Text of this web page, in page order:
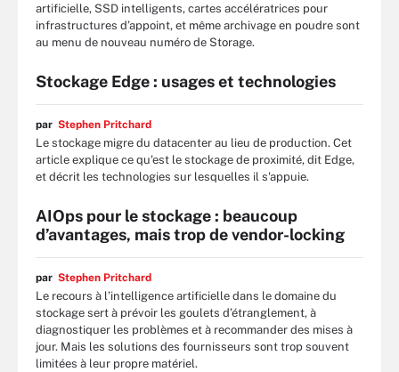
artificielle, SSD intelligents, cartes accélératrices pour
infrastructures d’appoint, et même archivage en poudre sont
au menu de nouveau numéro de Storage.
Stockage Edge : usages et technologies
par Stephen Pritchard
Le stockage migre du datacenter au lieu de production. Cet
article explique ce qu'est le stockage de proximité, dit Edge,
et décrit les technologies sur lesquelles il s'appuie.
AIOps pour le stockage : beaucoup
d’avantages, mais trop de vendor-locking
par Stephen Pritchard
Le recours à l’intelligence artificielle dans le domaine du
stockage sert à prévoir les goulets d’étranglement, à
diagnostiquer les problèmes et à recommander des mises à
jour. Mais les solutions des fournisseurs sont trop souvent
limitées à leur propre matériel.